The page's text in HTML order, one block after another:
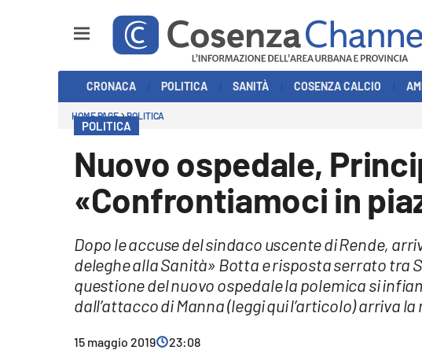
CRONACA POLITICA SANITÀ COSENZA CALCIO
HOME PAGE POLITICA
POLITICA
Nuovo ospedale,
«Confrontiamoci in
Dopo le accuse del sindaco uscente di Rende,
deleghe alla Sanità» Botta e risposta serrato tra
questione del nuovo ospedale la polemica si
dall’attacco di Manna (leggi qui l’articolo) arriva
15 maggio 2019 23:08